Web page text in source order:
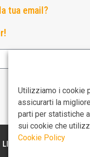
tua email?
LINK UTILI
Utilizziamo i cookie
assicurarti la
parti per statistiche
sui cookie che
Cookie Policy